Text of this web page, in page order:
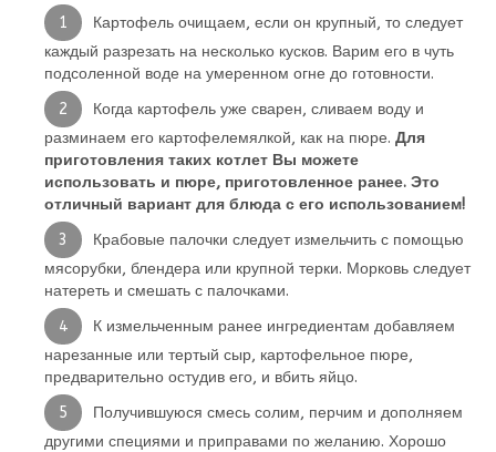
Картофель очищаем, если он крупный, то следует
каждый разрезать на несколько кусков. Варим его в чуть
подсоленной воде на умеренном огне до готовности.
Когда картофель уже сварен, сливаем воду и
разминаем его картофелемялкой, как на пюре. Для
приготовления таких котлет Вы можете
использовать и пюре, приготовленное ранее. Это
отличный вариант для блюда с его использованием!
Крабовые палочки следует измельчить с помощью
мясорубки, блендера или крупной терки. Морковь следует
натереть и смешать с палочками.
К измельченным ранее ингредиентам добавляем
нарезанные или тертый сыр, картофельное пюре,
предварительно остудив его, и вбить яйцо.
Получившуюся смесь солим, перчим и дополняем
другими специями и приправами по желанию. Хорошо